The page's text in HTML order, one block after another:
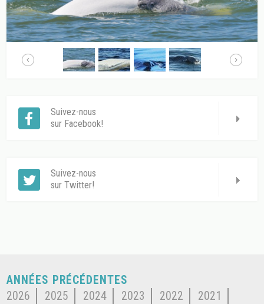
Suivez-nous
sur Facebook!
Suivez-nous
sur Twitter!
ANNÉES PRÉCÉDENTES
2026
2025 2024 2023 2022
2021